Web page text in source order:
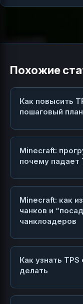
Похожие
Как повысить
пошаговый
Minecraft:
почему падает
Minecraft: как
чанков и
чанклоадеров
Как узнать
делать